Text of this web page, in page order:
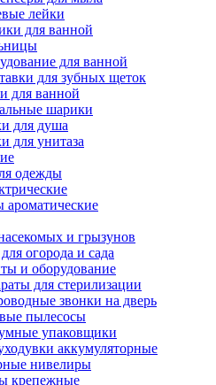
лейки
для ванной
для ванной
для зубных щеток
для ванной
шарики
для душа
для унитаза
одежды
и грызунов
огорода и сада
и оборудование
для стерилизации
звонки на дверь
пылесосы
упаковщики
аккумуляторные
нивелиры
крепежные